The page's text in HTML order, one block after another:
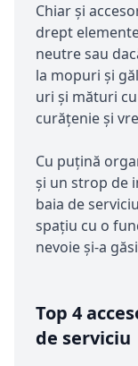
Chiar și
drept
neutre sau
la mopuri și
uri și mături
curățenie și
Cu puțină
și un strop de
baia de
spațiu cu o
nevoie și-a
Top 4
de serviciu